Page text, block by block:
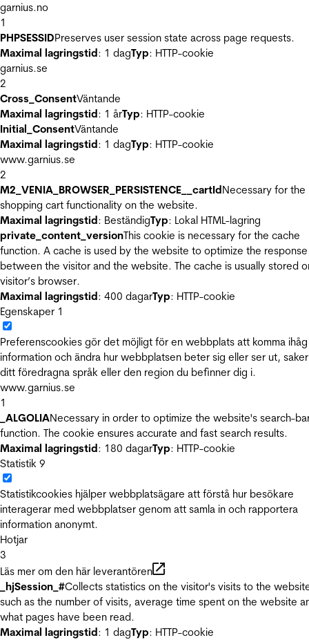
garnius.no
1
PHPSESSIDPreserves user session state across page requests.
Maximal lagringstid: 1 dagTyp: HTTP-cookie
garnius.se
2
Cross_ConsentVäntande
Maximal lagringstid: 1 årTyp: HTTP-cookie
Initial_ConsentVäntande
Maximal lagringstid: 1 dagTyp: HTTP-cookie
www.garnius.se
2
M2_VENIA_BROWSER_PERSISTENCE__cartIdNecessary for the
shopping cart functionality on the website.
Maximal lagringstid: BeständigTyp: Lokal HTML-lagring
private_content_versionThis cookie is necessary for the cache
function. A cache is used by the website to optimize the
between the visitor and the website. The cache is usually stored
visitor’s browser.
Maximal lagringstid: 400 dagarTyp: HTTP-cookie
Egenskaper 1
Preferenscookies gör det möjligt för en webbplats att komma ihåg
information och ändra hur webbplatsen beter sig eller ser ut,
ditt föredragna språk eller den region du befinner dig i.
www.garnius.se
1
_ALGOLIANecessary in order to optimize the website's search-
function. The cookie ensures accurate and fast search results.
Maximal lagringstid: 180 dagarTyp: HTTP-cookie
Statistik 9
Statistikcookies hjälper webbplatsägare att förstå hur besökare
interagerar med webbplatser genom att samla in och rapportera
information anonymt.
Hotjar
3
Läs mer om den här leverantören
_hjSession_#Collects statistics on the visitor's visits to the
such as the number of visits, average time spent on the website
what pages have been read.
Maximal lagringstid: 1 dagTyp: HTTP-cookie